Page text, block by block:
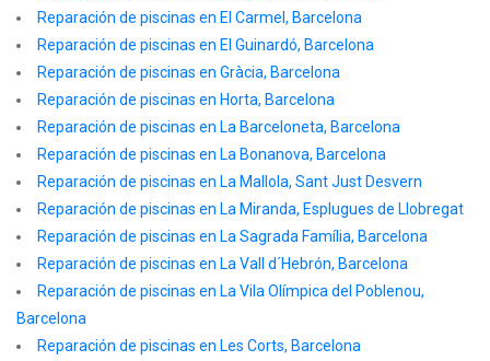
Reparación de piscinas en El Carmel, Barcelona
Reparación de piscinas en El Guinardó, Barcelona
Reparación de piscinas en Gràcia, Barcelona
Reparación de piscinas en Horta, Barcelona
Reparación de piscinas en La Barceloneta, Barcelona
Reparación de piscinas en La Bonanova, Barcelona
Reparación de piscinas en La Mallola, Sant Just Desvern
Reparación de piscinas en La Miranda, Esplugues de Llobregat
Reparación de piscinas en La Sagrada Família, Barcelona
Reparación de piscinas en La Vall d´Hebrón, Barcelona
Reparación de piscinas en La Vila Olímpica del Poblenou,
Barcelona
Reparación de piscinas en Les Corts, Barcelona